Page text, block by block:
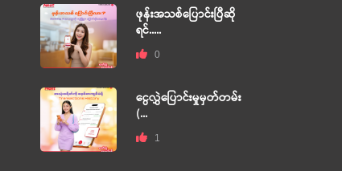
ဖုန်းအသစ်ပြောင်းပြီဆို
ရင်.....
0
ငွေလွှဲပြောင်းမှုမှတ်တမ်း
(...
1